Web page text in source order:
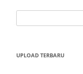
untuk:
UPLOAD TERBARU